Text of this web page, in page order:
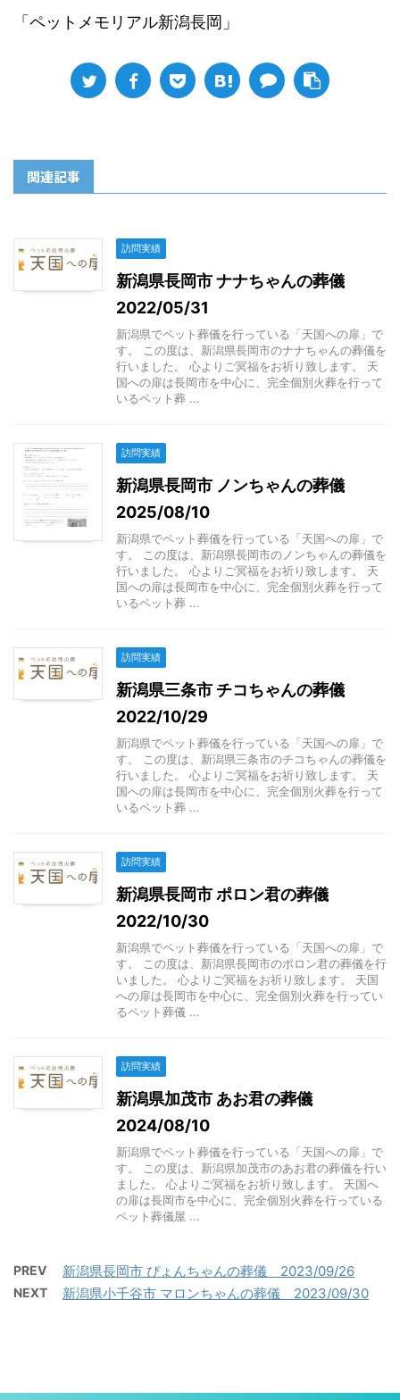
「ペットメモリアル新潟長岡」
関連記事
訪問実績
新潟県長岡市 ナナちゃんの葬儀
2022/05/31
新潟県でペット葬儀を行っている「天国への扉」で
す。 この度は、新潟県長岡市のナナちゃんの葬儀を
行いました。 心よりご冥福をお祈り致します。 天
国への扉は長岡市を中心に、完全個別火葬を行って
いるペット葬 ...
訪問実績
新潟県長岡市 ノンちゃんの葬儀
2025/08/10
新潟県でペット葬儀を行っている「天国への扉」で
す。 この度は、新潟県長岡市のノンちゃんの葬儀を
行いました。 心よりご冥福をお祈り致します。 天
国への扉は長岡市を中心に、完全個別火葬を行って
いるペット葬 ...
訪問実績
新潟県三条市 チコちゃんの葬儀
2022/10/29
新潟県でペット葬儀を行っている「天国への扉」で
す。 この度は、新潟県三条市のチコちゃんの葬儀を
行いました。 心よりご冥福をお祈り致します。 天
国への扉は長岡市を中心に、完全個別火葬を行って
いるペット葬 ...
訪問実績
新潟県長岡市 ポロン君の葬儀
2022/10/30
新潟県でペット葬儀を行っている「天国への扉」で
す。 この度は、新潟県長岡市のポロン君の葬儀を行
いました。 心よりご冥福をお祈り致します。 天国
への扉は長岡市を中心に、完全個別火葬を行ってい
るペット葬儀 ...
訪問実績
新潟県加茂市 あお君の葬儀
2024/08/10
新潟県でペット葬儀を行っている「天国への扉」で
す。 この度は、新潟県加茂市のあお君の葬儀を行い
ました。 心よりご冥福をお祈り致します。 天国へ
の扉は長岡市を中心に、完全個別火葬を行っている
ペット葬儀屋 ...
PREV 新潟県長岡市 ぴょんちゃんの葬儀 2023/09/26
NEXT 新潟県小千谷市 マロンちゃんの葬儀 2023/09/30